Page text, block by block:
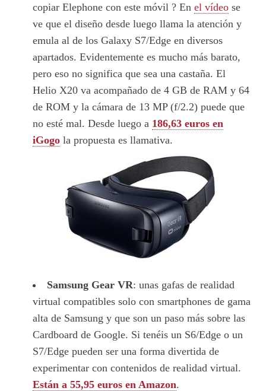
copiar Elephone con este móvil ? En el vídeo se
ve que el diseño desde luego llama la atención y
emula al de los Galaxy S7/Edge en diversos
apartados. Evidentemente es mucho más barato,
pero eso no significa que sea una castaña. El
Helio X20 va acompañado de 4 GB de RAM y 64
de ROM y la cámara de 13 MP (f/2.2) puede que
no esté mal. Desde luego a 186,63 euros en
iGogo la propuesta es llamativa.
Samsung Gear VR: unas gafas de realidad
virtual compatibles solo con smartphones de gama
alta de Samsung y que son un paso más sobre las
Cardboard de Google. Si tenéis un S6/Edge o un
S7/Edge pueden ser una forma divertida de
experimentar con contenidos de realidad virtual.
Están a 55,95 euros en Amazon.